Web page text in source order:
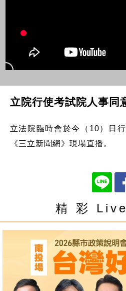
立院行使考試院人事同
立法院臨時會於今（10）日
《三立新聞網》現場直播。
精 彩